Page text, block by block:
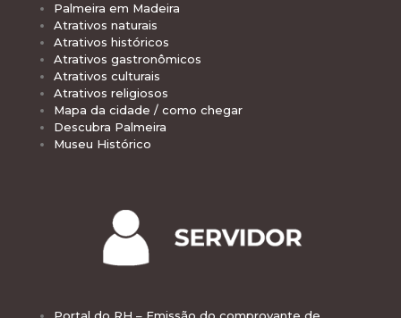
Palmeira em Madeira
Atrativos naturais
Atrativos históricos
Atrativos gastronômicos
Atrativos culturais
Atrativos religiosos
Mapa da cidade / como chegar
Descubra Palmeira
Museu Histórico